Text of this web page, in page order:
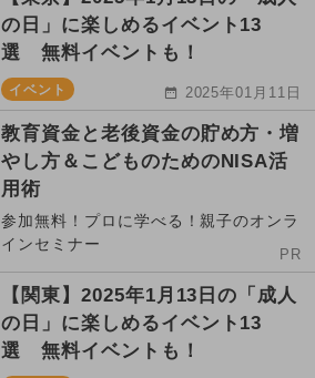
の日」に楽しめるイベント13
選 無料イベントも！
イベント 2025年01月11日
教育資金と老後資金の貯め方・増
やし方＆こどものためのNISA活
用術
参加無料！プロに学べる！親子のオンラ
インセミナー
PR
【関東】2025年1月13日の「成人
の日」に楽しめるイベント13
選 無料イベントも！